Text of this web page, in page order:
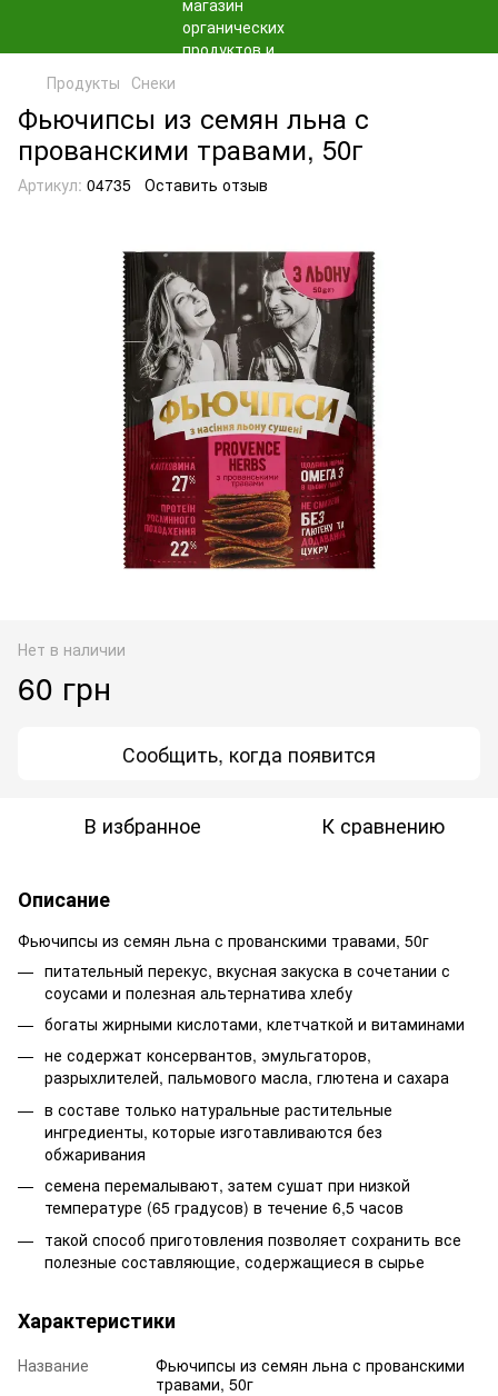
Продукты Снеки
Фьючипсы из семян льна с
прованскими травами, 50г
Артикул: 04735 Оставить отзыв
Нет в наличии
60 грн
Сообщить, когда появится
В избранное К сравнению
Описание
Фьючипсы из семян льна с прованскими травами, 50г
питательный перекус, вкусная закуска в сочетании с
соусами и полезная альтернатива хлебу
богаты жирными кислотами, клетчаткой и витаминами
не содержат консервантов, эмульгаторов,
разрыхлителей, пальмового масла, глютена и сахара
в составе только натуральные растительные
ингредиенты, которые изготавливаются без
обжаривания
семена перемалывают, затем сушат при низкой
температуре (65 градусов) в течение 6,5 часов
такой способ приготовления позволяет сохранить все
полезные составляющие, содержащиеся в сырье
Характеристики
Название
Фьючипсы из семян льна с прованскими
травами, 50г